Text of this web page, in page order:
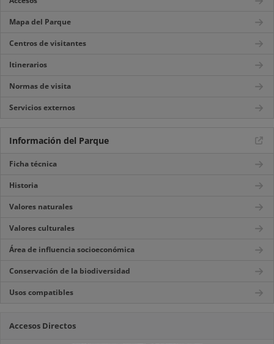
Mapa del Parque
Centros de visitantes
Itinerarios
Normas de visita
Servicios externos
Información del Parque
Ficha técnica
Historia
Valores naturales
Valores culturales
Área de influencia socioeconómica
Conservación de la biodiversidad
Usos compatibles
Accesos Directos